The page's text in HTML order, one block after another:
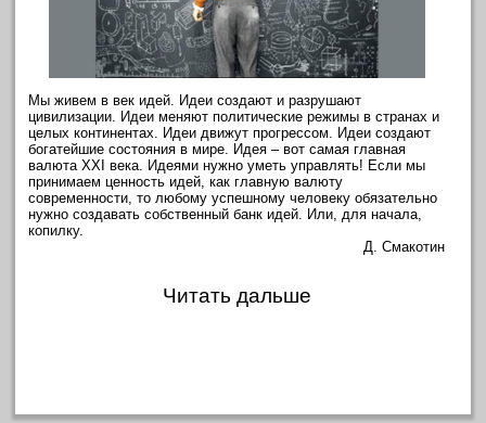
Мы живем в век идей. Идеи создают и разрушают
цивилизации. Идеи меняют политические режимы в странах и
целых континентах. Идеи движут прогрессом. Идеи создают
богатейшие состояния в мире. Идея – вот самая главная
валюта XXI века. Идеями нужно уметь управлять! Если мы
принимаем ценность идей, как главную валюту
современности, то любому успешному человеку обязательно
нужно создавать собственный банк идей. Или, для начала,
копилку.
Д. Смакотин
Читать дальше